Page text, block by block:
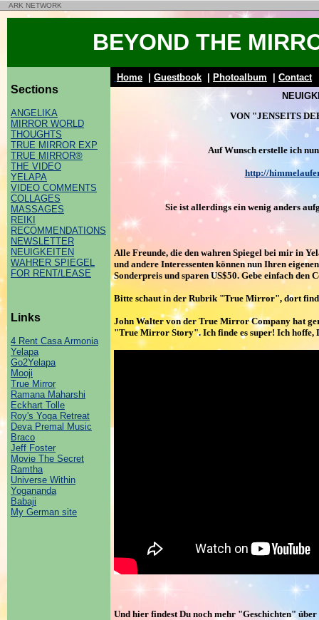
ARK NETWORK
BEYOND THE
Sections
ANGELIKA
MIRROR WORLD
THOUGHTS
TRUE MIRROR EXP
TRUE MIRROR®
THE VIDEO
YELAPA
VIDEO COMMENTS
COLLAGES
MASSAGES
REIKI
RECOMMENDATIONS
NEWSLETTER
NEUIGKEITEN
WAHRER SPIEGEL
FOR RENT/LEASE
Links
4 Rent Casa Armonia
Yelapa
Go2Yelapa
Mooji
True Mirror
Ramana Maharshi
Eckhart Tolle
Roy's Yoga Retreat
Deva Premal Music
Braco
Jeff Foster
Movie The Secret
Ramtha
Universe Within
Yogananda
Babaji
My German site
Home Guestbook Photoalbum
Contact
VON "JENSEITS
Auf Wunsch erstelle ich
http://
Sie ist allerdings ein wenig anders
Alle Freunde, die den wahren Spiegel bei mir in
und andere Interessenten können nun Ihren
Sonderpreis und sparen US$50. Gebe einfach
Bitte schaut in der Rubrik "True Mirror", dort
John Walter von der True Mirror Company hat
"True Mirror Story". Ich finde es super! Ich hoffe,
Und hier findest Du noch mehr "Geschichten"